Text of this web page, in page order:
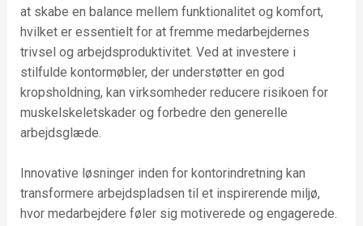
at skabe en balance mellem funktionalitet og komfort,
hvilket er essentielt for at fremme medarbejdernes
trivsel og arbejdsproduktivitet. Ved at investere i
stilfulde kontormøbler, der understøtter en god
kropsholdning, kan virksomheder reducere risikoen for
muskelskeletskader og forbedre den generelle
arbejdsglæde.
Innovative løsninger inden for kontorindretning kan
transformere arbejdspladsen til et inspirerende miljø,
hvor medarbejdere føler sig motiverede og engagerede.